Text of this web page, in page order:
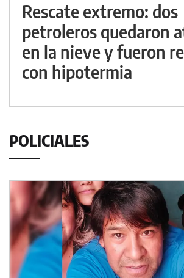
Rescate extremo: dos
petroleros quedaron
en la nieve y fueron
con hipotermia
POLICIALES